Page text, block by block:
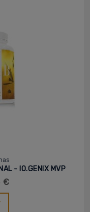
- IO.GENIX MVP
€